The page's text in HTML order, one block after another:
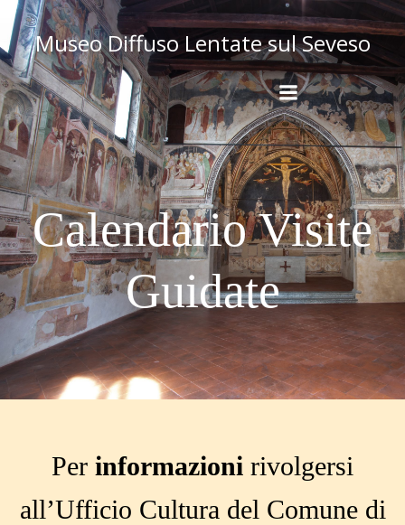
Museo Diffuso Lentate sul Seveso
Calendario Visite
Guidate
Per informazioni rivolgersi
all’Ufficio Cultura del Comune di